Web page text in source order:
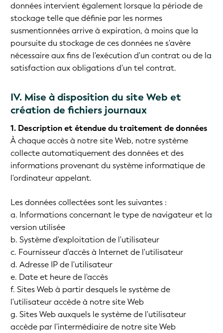
données intervient également lorsque la période de
stockage telle que définie par les normes
susmentionnées arrive à expiration, à moins que la
poursuite du stockage de ces données ne s'avère
nécessaire aux fins de l'exécution d'un contrat ou de la
satisfaction aux obligations d'un tel contrat.
IV. Mise à disposition du site Web et
création de fichiers journaux
1. Description et étendue du traitement de données
À chaque accès à notre site Web, notre système
collecte automatiquement des données et des
informations provenant du système informatique de
l'ordinateur appelant.
Les données collectées sont les suivantes :
a. Informations concernant le type de navigateur et la
version utilisée
b. Système d'exploitation de l'utilisateur
c. Fournisseur d'accès à Internet de l'utilisateur
d. Adresse IP de l'utilisateur
e. Date et heure de l'accès
f. Sites Web à partir desquels le système de
l'utilisateur accède à notre site Web
g. Sites Web auxquels le système de l'utilisateur
accède par l'intermédiaire de notre site Web